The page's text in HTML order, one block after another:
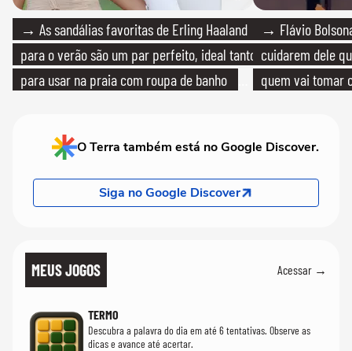
→ As sandálias favoritas de Erling Haaland
para o verão são um par perfeito, ideal tanto
para usar na praia com roupa de banho
→ Flávio
cuidarem dele
quem vai tomar
O Terra também está no Google Discover.
Siga no Google Discover
MEUS JOGOS Acessar →
TERMO
Descubra a palavra do dia em até 6 tentativas. Observe as
dicas e avance até acertar.